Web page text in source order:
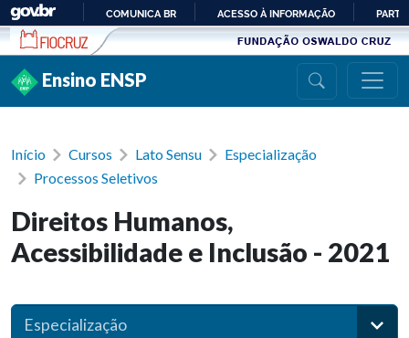
Ir para conteúdo
PARA
COMUNICA BR ACESSO À INFORMAÇÃO
Ensino ENSP
Início Cursos Lato Sensu
Especialização
Processos Seletivos
Direitos Humanos,
Acessibilidade e Inclusão - 2021
Especialização